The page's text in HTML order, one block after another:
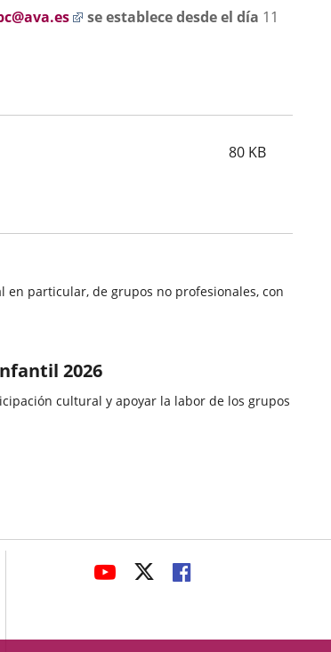
Enlace
se establece desde el día 11
80 KB
particular, de grupos no profesionales, con
2026
ENLACE
APLICACIÓN
ENLACE
APLICACIÓN
ENLACE
APLICACIÓN